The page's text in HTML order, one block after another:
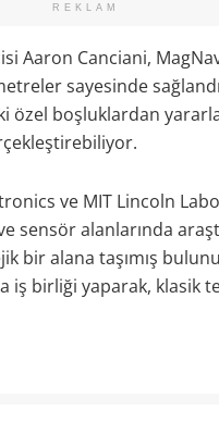
REKLAM
Aaron Canciani,
sayesinde
özel boşluklardan
ve MIT Lincoln
sensör alanlarında
bir alana taşımış
iş birliği yaparak, klasik